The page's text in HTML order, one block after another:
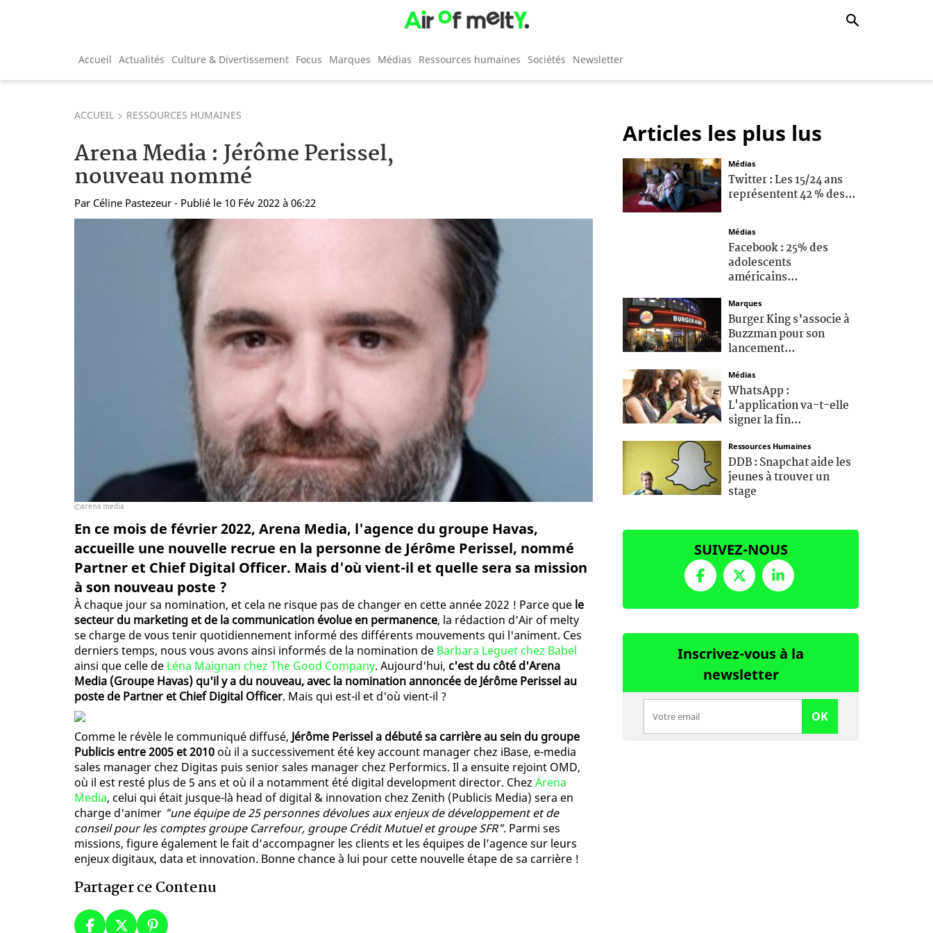
Accueil Actualités Culture & Divertissement Focus Marques Médias Ressources humaines Sociétés Newsletter
ACCUEIL RESSOURCES HUMAINES
Arena Media : Jérôme Perissel,
nouveau nommé
Par Céline Pastezeur - Publié le 10 Fév 2022 à 06:22
arena media
En ce mois de février 2022, Arena Media, l'agence du groupe Havas,
accueille une nouvelle recrue en la personne de Jérôme Perissel, nommé
Partner et Chief Digital Officer. Mais d'où vient-il et quelle sera sa mission
à son nouveau poste ?
À chaque jour sa nomination, et cela ne risque pas de changer en cette année 2022 ! Parce que le
secteur du marketing et de la communication évolue en permanence, la rédaction d'Air of melty
se charge de vous tenir quotidiennement informé des différents mouvements qui l'animent. Ces
derniers temps, nous vous avons ainsi informés de la nomination de Barbara Leguet chez Babel
ainsi que celle de Léna Maignan chez The Good Company. Aujourd'hui, c'est du côté d'Arena
Media (Groupe Havas) qu'il y a du nouveau, avec la nomination annoncée de Jérôme Perissel au
poste de Partner et Chief Digital Officer. Mais qui est-il et d'où vient-il ?
Comme le révèle le communiqué diffusé, Jérôme Perissel a débuté sa carrière au sein du groupe
Publicis entre 2005 et 2010 où il a successivement été key account manager chez iBase, e-media
sales manager chez Digitas puis senior sales manager chez Performics. Il a ensuite rejoint OMD,
où il est resté plus de 5 ans et où il a notamment été digital development director. Chez Arena
Media, celui qui était jusque-là head of digital & innovation chez Zenith (Publicis Media) sera en
charge d'animer "une équipe de 25 personnes dévolues aux enjeux de développement et de
conseil pour les comptes groupe Carrefour, groupe Crédit Mutuel et groupe SFR". Parmi ses
missions, figure également le fait d’accompagner les clients et les équipes de l’agence sur leurs
enjeux digitaux, data et innovation. Bonne chance à lui pour cette nouvelle étape de sa carrière !
Partager ce Contenu
Articles les plus lus
Médias
Twitter : Les 15/24 ans
représentent 42 % des...
Médias
Facebook : 25% des
adolescents
américains...
Marques
Burger King s’associe à
Buzzman pour son
lancement...
Médias
WhatsApp :
L'application va-t-elle
signer la fin...
Ressources Humaines
DDB : Snapchat aide les
jeunes à trouver un
stage
SUIVEZ-NOUS
Inscrivez-vous à la
newsletter
OK